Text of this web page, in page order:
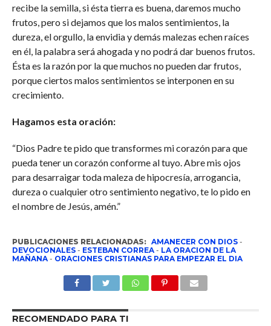
recibe la semilla, si ésta tierra es buena, daremos mucho
frutos, pero si dejamos que los malos sentimientos, la
dureza, el orgullo, la envidia y demás malezas echen raíces
en él, la palabra será ahogada y no podrá dar buenos frutos.
Ésta es la razón por la que muchos no pueden dar frutos,
porque ciertos malos sentimientos se interponen en su
crecimiento.
Hagamos esta oración:
“Dios Padre te pido que transformes mi corazón para que
pueda tener un corazón conforme al tuyo. Abre mis ojos
para desarraigar toda maleza de hipocresía, arrogancia,
dureza o cualquier otro sentimiento negativo, te lo pido en
el nombre de Jesús, amén.”
PUBLICACIONES RELACIONADAS: AMANECER CON DIOS-
DEVOCIONALES- ESTEBAN CORREA- LA ORACION DE LA
MAÑANA- ORACIONES CRISTIANAS PARA EMPEZAR EL DIA
RECOMENDADO PARA TI